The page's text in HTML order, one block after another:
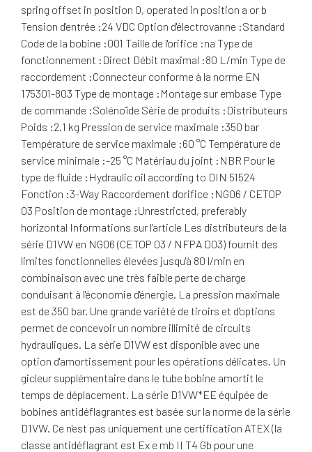
spring offset in position 0, operated in position a or b
Tension d'entrée :24 VDC Option d'électrovanne :Standard
Code de la bobine :001 Taille de l'orifice :na Type de
fonctionnement :Direct Débit maximal :80 L/min Type de
raccordement :Connecteur conforme à la norme EN
175301-803 Type de montage :Montage sur embase Type
de commande :Solénoïde Série de produits :Distributeurs
Poids :2.1 kg Pression de service maximale :350 bar
Température de service maximale :60 °C Température de
service minimale :-25 °C Matériau du joint :NBR Pour le
type de fluide :Hydraulic oil according to DIN 51524
Fonction :3-Way Raccordement d'orifice :NG06 / CETOP
03 Position de montage :Unrestricted, preferably
horizontal Informations sur l'article Les distributeurs de la
série D1VW en NG06 (CETOP 03 / NFPA D03) fournit des
limites fonctionnelles élevées jusqu'à 80 l/min en
combinaison avec une très faible perte de charge
conduisant à l'économie d'énergie. La pression maximale
est de 350 bar. Une grande variété de tiroirs et d'options
permet de concevoir un nombre illimité de circuits
hydrauliques. La série D1VW est disponible avec une
option d'amortissement pour les opérations délicates. Un
gicleur supplémentaire dans le tube bobine amortit le
temps de déplacement. La série D1VW*EE équipée de
bobines antidéflagrantes est basée sur la norme de la série
D1VW. Ce n'est pas uniquement une certification ATEX (la
classe antidéflagrant est Ex e mb II T4 Gb pour une